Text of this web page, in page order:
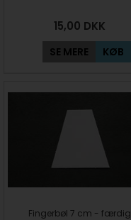
15,00 DKK
SE MERE KØB
Fingerbøl 7 cm - færdig